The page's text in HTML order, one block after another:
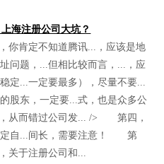
海注册公司大坑？
你肯定不知道腾讯...，应该是地
问题，...但相比较而言，...，应
定...一定要最多），尽量不要...
股东，一定要...式，也是众多公
，从而错过公司发... /> 第四，
定自...间长，需要注意！ 第
关于注册公司和...